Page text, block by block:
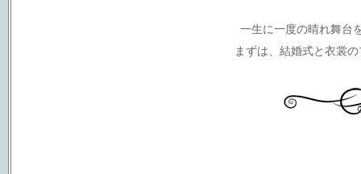
一生に一度の晴れ舞台
まずは、結婚式と衣裳